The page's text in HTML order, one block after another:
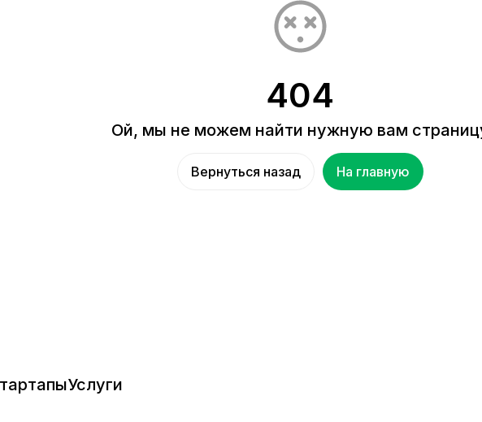
404
Ой, мы не можем найти нужную вам
Вернуться назад На главную
Услуги